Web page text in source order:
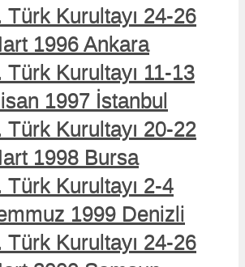
Türk Kurultayı 24-26
1996 Ankara
Türk Kurultayı 11-13
1997 İstanbul
Türk Kurultayı 20-22
1998 Bursa
Türk Kurultayı 2-4
1999 Denizli
Türk Kurultayı 24-26
Türk Kurultayı 24-26
1996 Ankara
Türk Kurultayı 11-13
1997 İstanbul
Türk Kurultayı 20-22
1998 Bursa
Türk Kurultayı 2-4
1999 Denizli
Türk Kurultayı 24-26